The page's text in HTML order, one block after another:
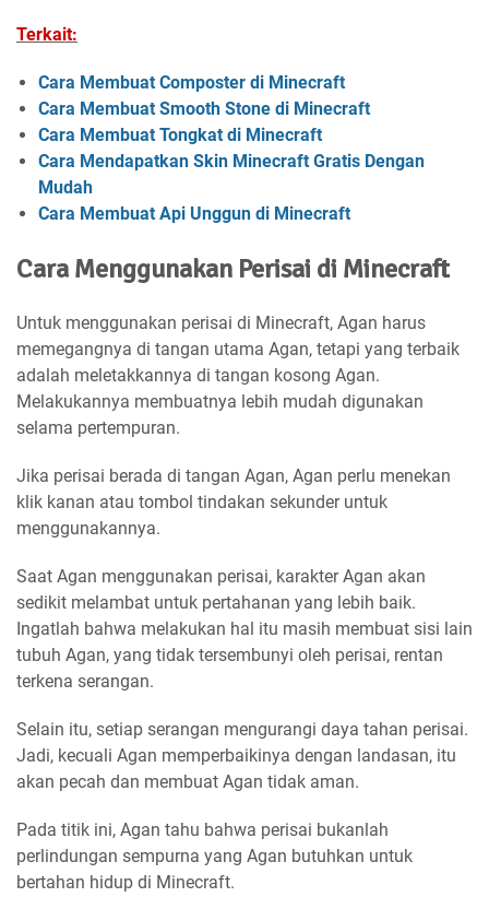
Terkait:
Cara Membuat Composter di Minecraft
Cara Membuat Smooth Stone di Minecraft
Cara Membuat Tongkat di Minecraft
Cara Mendapatkan Skin Minecraft Gratis Dengan
Mudah
Cara Membuat Api Unggun di Minecraft
Cara Menggunakan Perisai di Minecraft
Untuk menggunakan perisai di Minecraft, Agan harus
memegangnya di tangan utama Agan, tetapi yang terbaik
adalah meletakkannya di tangan kosong Agan.
Melakukannya membuatnya lebih mudah digunakan
selama pertempuran.
Jika perisai berada di tangan Agan, Agan perlu menekan
klik kanan atau tombol tindakan sekunder untuk
menggunakannya.
Saat Agan menggunakan perisai, karakter Agan akan
sedikit melambat untuk pertahanan yang lebih baik.
Ingatlah bahwa melakukan hal itu masih membuat sisi lain
tubuh Agan, yang tidak tersembunyi oleh perisai, rentan
terkena serangan.
Selain itu, setiap serangan mengurangi daya tahan perisai.
Jadi, kecuali Agan memperbaikinya dengan landasan, itu
akan pecah dan membuat Agan tidak aman.
Pada titik ini, Agan tahu bahwa perisai bukanlah
perlindungan sempurna yang Agan butuhkan untuk
bertahan hidup di Minecraft.